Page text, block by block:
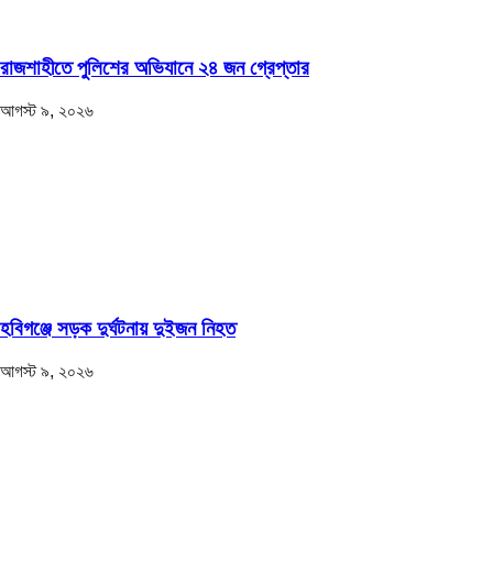
রাজশাহীতে পুলিশের অভিযানে ২৪ জন গ্রেপ্তার
আগস্ট ৯, ২০২৬
হবিগঞ্জে সড়ক দুর্ঘটনায় দুইজন নিহত
আগস্ট ৯, ২০২৬